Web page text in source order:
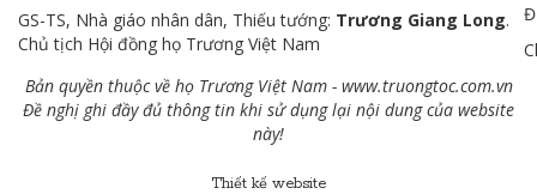
GS-TS, Nhà giáo nhân dân, Thiếu tướng: Trương Giang Long.
Chủ tịch Hội đồng họ Trương Việt Nam
Bản quyền thuộc về họ Trương Việt Nam - www.truongtoc.com.vn
Đề nghị ghi đầy đủ thông tin khi sử dụng lại nội dung của website
này!
Thiết kế website